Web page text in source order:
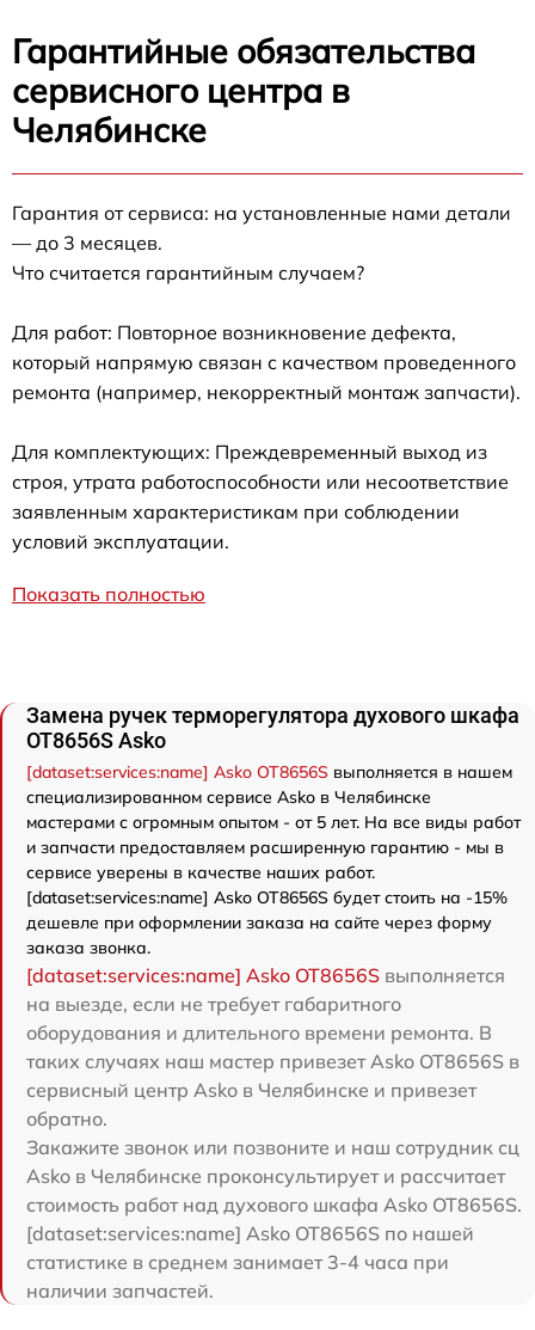
Гарантийные обязательства
сервисного центра в
Челябинске
Гарантия от сервиса: на установленные нами детали
— до 3 месяцев.
Что считается гарантийным случаем?
Для работ: Повторное возникновение дефекта,
который напрямую связан с качеством проведенного
ремонта (например, некорректный монтаж запчасти).
Для комплектующих: Преждевременный выход из
строя, утрата работоспособности или несоответствие
заявленным характеристикам при соблюдении
условий эксплуатации.
Показать полностью
Замена ручек терморегулятора духового шкафа
OT8656S Asko
[dataset:services:name] Asko OT8656S выполняется в нашем
специализированном сервисе Asko в Челябинске
мастерами с огромным опытом - от 5 лет. На все виды работ
и запчасти предоставляем расширенную гарантию - мы в
сервисе уверены в качестве наших работ.
[dataset:services:name] Asko OT8656S будет стоить на -15%
дешевле при оформлении заказа на сайте через форму
заказа звонка.
[dataset:services:name] Asko OT8656S выполняется
на выезде, если не требует габаритного
оборудования и длительного времени ремонта. В
таких случаях наш мастер привезет Asko OT8656S в
сервисный центр Asko в Челябинске и привезет
обратно.
Закажите звонок или позвоните и наш сотрудник сц
Asko в Челябинске проконсультирует и рассчитает
стоимость работ над духового шкафа Asko OT8656S.
[dataset:services:name] Asko OT8656S по нашей
статистике в среднем занимает 3-4 часа при
наличии запчастей.